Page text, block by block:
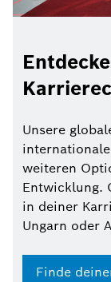
Unsere
weiteren
Entwicklung.
in deiner
Ungarn oder
Finde